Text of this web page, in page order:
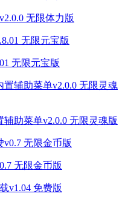
无限体力版
无限元宝版
助菜单v2.0.0 无限灵魂版
无限金币版